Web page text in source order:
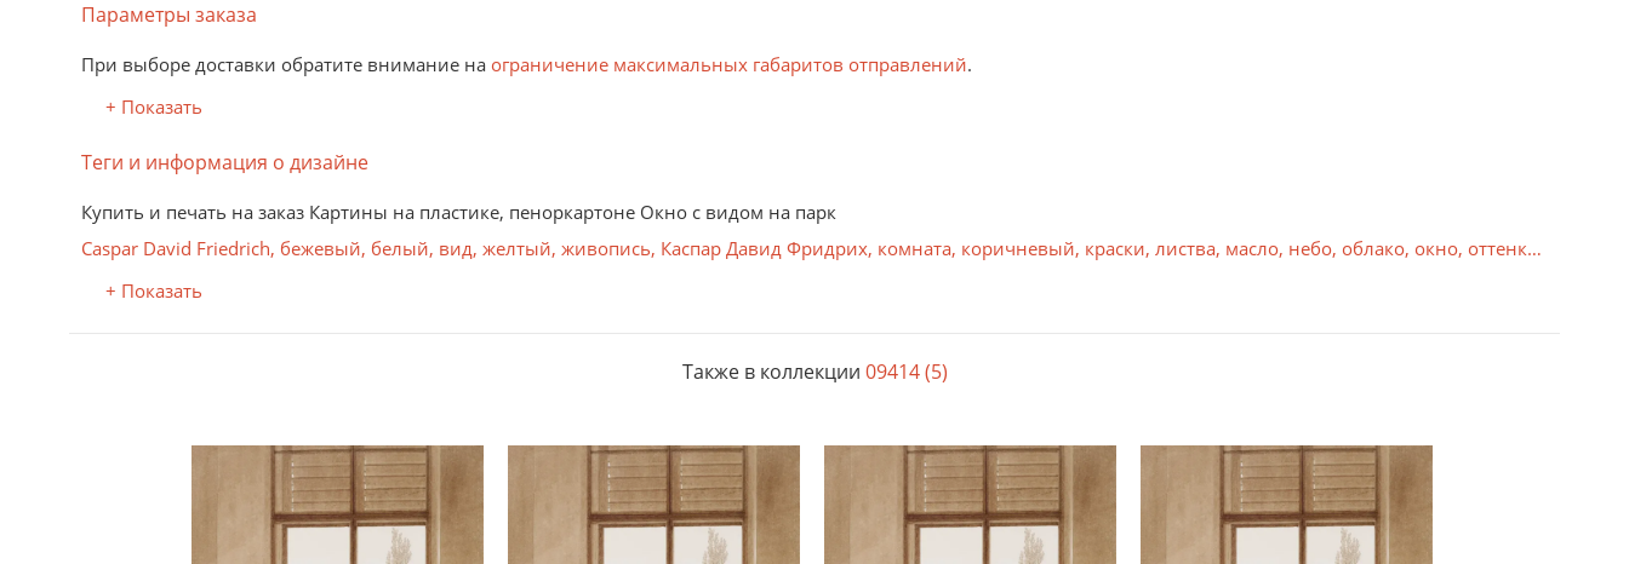
Параметры заказа
При выборе доставки обратите внимание на ограничение максимальных габаритов отправлений.
+ Показать
Теги и информация о дизайне
Купить и печать на заказ Картины на пластике, пеноркартоне Окно с видом на парк
Caspar David Friedrich, бежевый, белый, вид, желтый, живопись, Каспар Давид Фридрих, комната, коричневый, краски, листва, масло, небо, облако, окно, оттенки ,
+ Показать
Также в коллекции 09414 (5)